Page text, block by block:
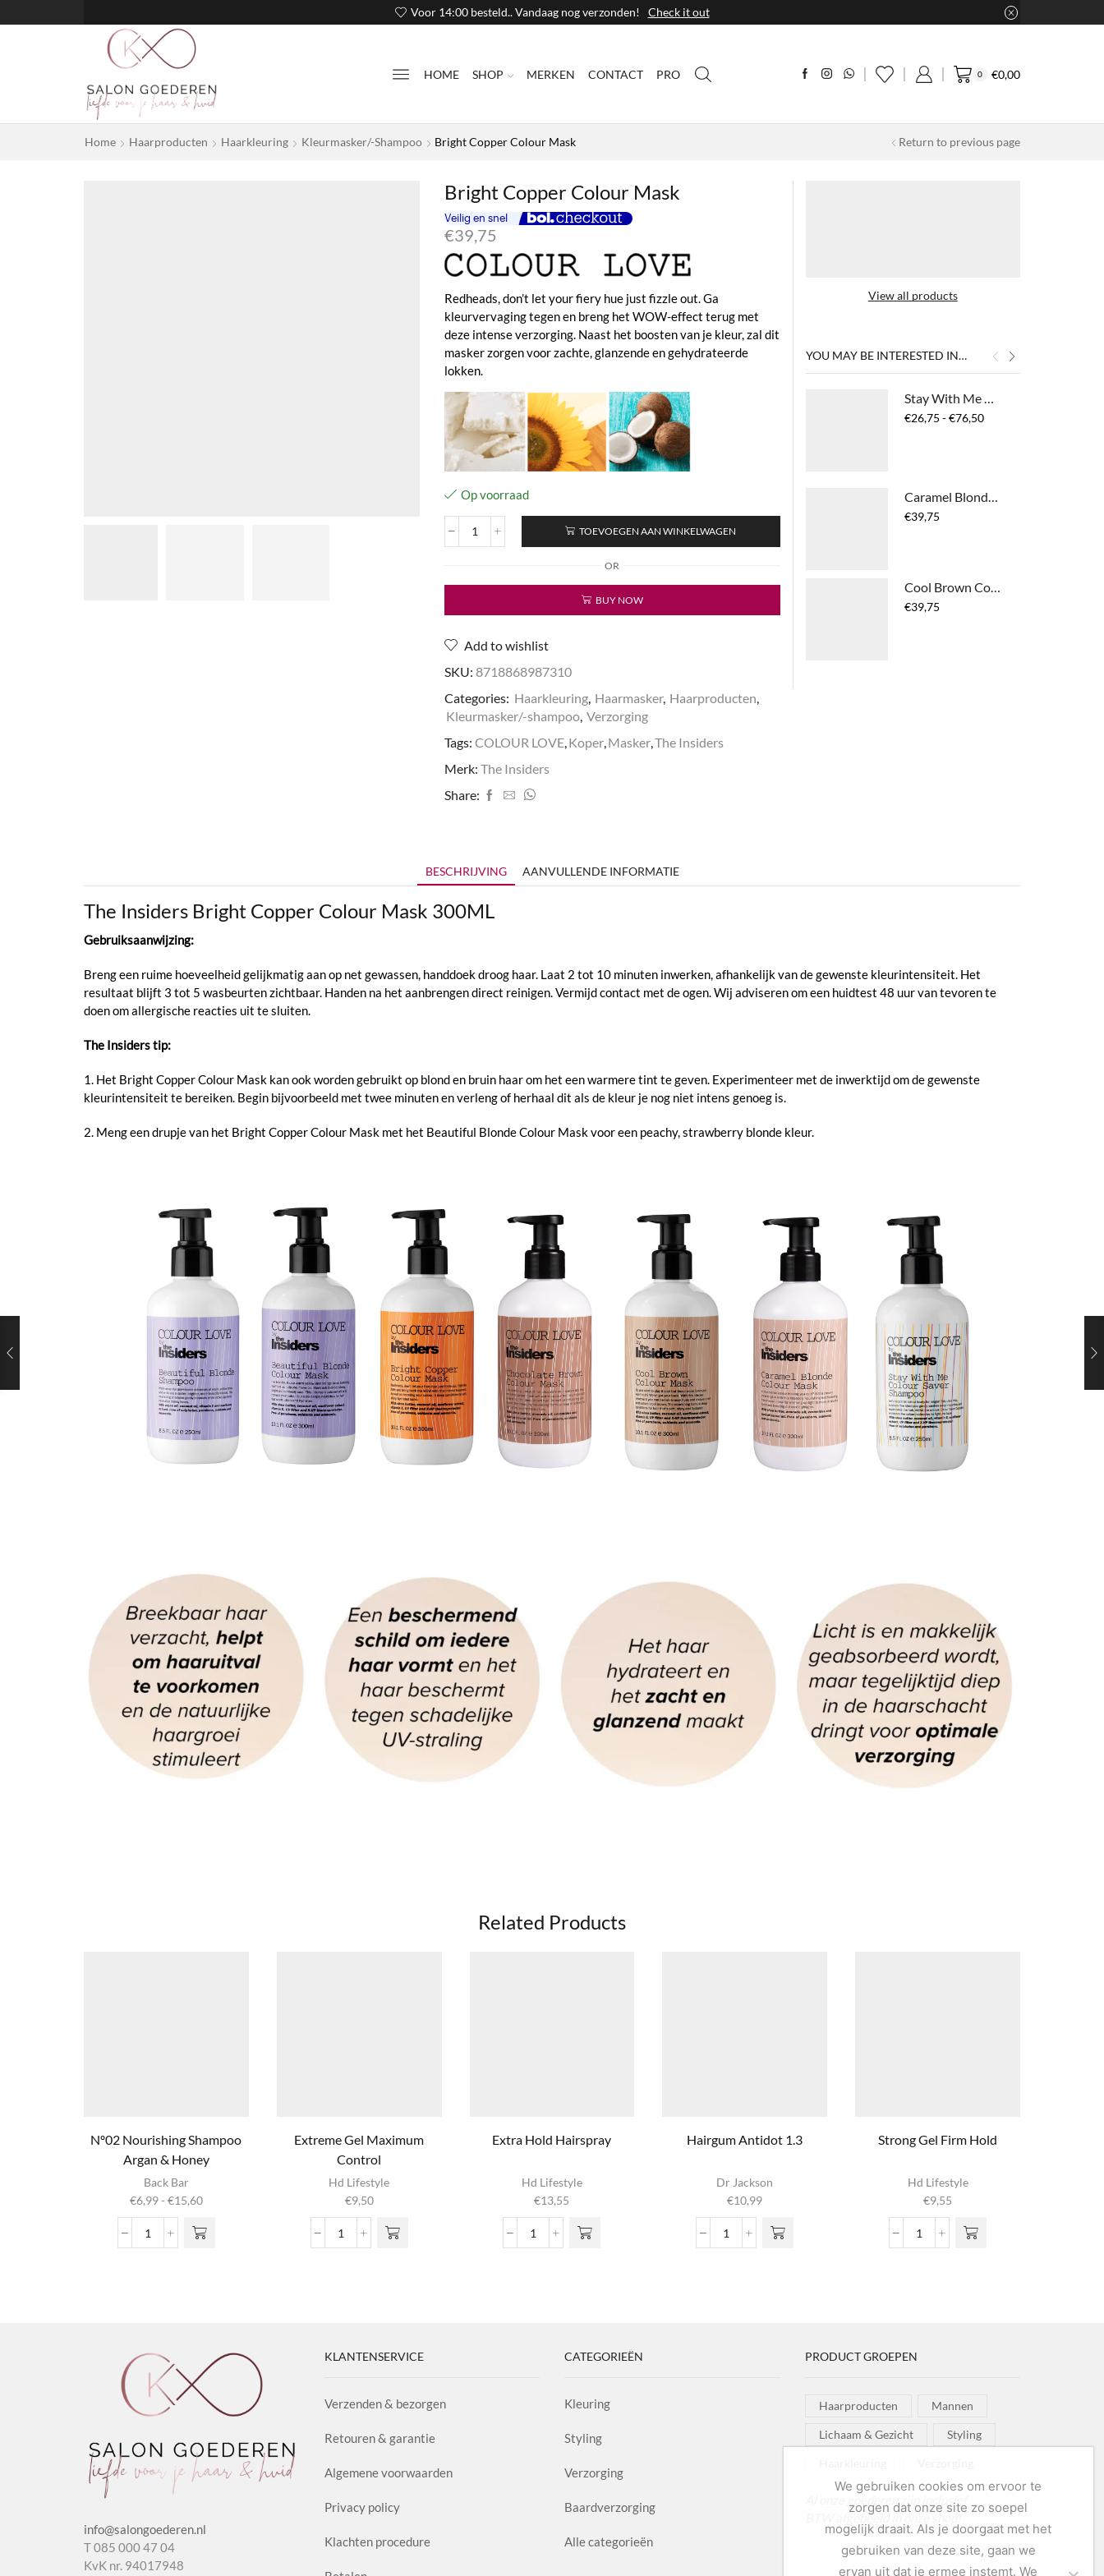
Voor 14:00 besteld.. Vandaag nog verzonden! Check it out
HOME SHOP MERKEN CONTACT PRO 0 €0,00
Home Haarproducten Haarkleuring Kleurmasker/-Shampoo Bright Copper Colour Mask Return to previous page
Bright Copper Colour Mask
€39,75
Redheads, don’t let your fiery hue just fizzle out. Ga
kleurvervaging tegen en breng het WOW-effect terug met
deze intense verzorging. Naast het boosten van je kleur, zal dit
masker zorgen voor zachte, glanzende en gehydrateerde
lokken.
Op voorraad
Bright
Mask
TOEVOEGEN AAN WINKELWAGEN
OR
BUY NOW
Add to wishlist
SKU: 8718868987310
Categories: Haarkleuring, Haarmasker, Haarproducten,
Kleurmasker/-shampoo, Verzorging
Tags: COLOUR LOVE,Koper,Masker,The Insiders
Merk: The Insiders
Share:
View all products
YOU MAY BE INTERESTED IN…
Stay With Me Colour Saver Conditioner
€26,75 - €76,50Prijsklasse:
Caramel Blonde Colour Mask
€39,75
Cool Brown Colour Mask
€39,75
BESCHRIJVING AANVULLENDE INFORMATIE
The Insiders Bright Copper Colour Mask 300ML
Gebruiksaanwijzing:
Breng een ruime hoeveelheid gelijkmatig aan op net gewassen, handdoek droog haar. Laat 2 tot 10 minuten inwerken, afhankelijk van de gewenste kleurintensiteit. Het
resultaat blijft 3 tot 5 wasbeurten zichtbaar. Handen na het aanbrengen direct reinigen. Vermijd contact met de ogen. Wij adviseren om een huidtest 48 uur van tevoren te
doen om allergische reacties uit te sluiten.
The Insiders tip:
1. Het Bright Copper Colour Mask kan ook worden gebruikt op blond en bruin haar om het een warmere tint te geven. Experimenteer met de inwerktijd om de gewenste
kleurintensiteit te bereiken. Begin bijvoorbeeld met twee minuten en verleng of herhaal dit als de kleur je nog niet intens genoeg is.
2. Meng een drupje van het Bright Copper Colour Mask met het Beautiful Blonde Colour Mask voor een peachy, strawberry blonde kleur.
Related Products
Nº02 Nourishing Shampoo
Argan & Honey
Back Bar
€6,99- €15,60Prijsklasse:
tot
Nº02
Dit product
heeft
meerdere
optie kan
Extreme Gel Maximum
Control
Hd Lifestyle
€9,50
Extreme
Extra Hold Hairspray
Hd Lifestyle
€13,55
Extra
Hairgum Antidot 1.3
Dr Jackson
€10,99
Hairgum
Strong Gel Firm Hold
Hd Lifestyle
€9,55
Strong
info@salongoederen.nl
T 085 000 47 04
KvK nr. 94017948
KLANTENSERVICE
Verzenden & bezorgen
Retouren & garantie
Algemene voorwaarden
Privacy policy
Klachten procedure
CATEGORIEËN
Kleuring
Styling
Verzorging
Baardverzorging
Alle categorieën
PRODUCT GROEPEN
Haarproducten Mannen
Lichaam & Gezicht Styling
Al onze goederen zijn inclusief
BTW afgebeeld in onze shop!
We gebruiken cookies om ervoor te
zorgen dat onze site zo soepel
mogelijk draait. Als je doorgaat met het
gebruiken van deze site, gaan we
ervan uit dat je ermee instemt. We